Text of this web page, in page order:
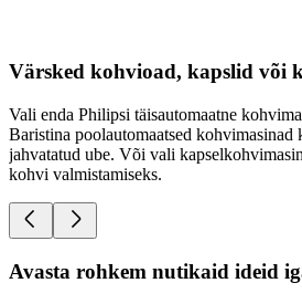
Värsked kohvioad, kapslid või
Vali enda Philipsi täisautomaatne
Baristina poolautomaatsed kohvimasinad
jahvatatud ube. Või vali
kohvi valmistamiseks.
Avasta rohkem nutikaid ideid